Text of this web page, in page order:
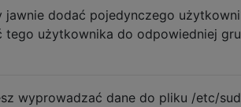
jawnie dodać pojedynczego
tego użytkownika do odpowiedniej
wyprowadzać dane do pliku /etc/